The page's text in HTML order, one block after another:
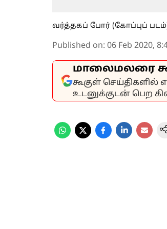
வர்த்தகப் போர் (கோப்புப்
Published on: 06 Feb 2020,
மாலைமலரை
கூகுள் செய்திகளில்
உடனுக்குடன் பெற